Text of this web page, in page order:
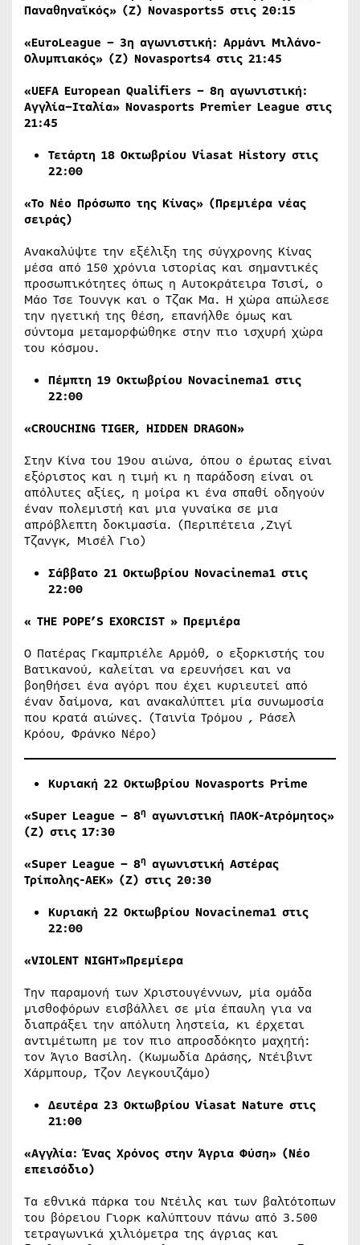
Παναθηναϊκός» (Ζ) Novasports5 στις 20:15
«EuroLeague – 3η αγωνιστική: Αρμάνι Μιλάνο-
Ολυμπιακός» (Ζ) Novasports4 στις 21:45
«UEFA European Qualifiers – 8η αγωνιστική:
Αγγλία–Ιταλία» Novasports Premier League στις
21:45
Τετάρτη 18 Οκτωβρίου Viasat History στις
22:00
«Το Νέο Πρόσωπο της Κίνας» (Πρεμιέρα νέας
σειράς)
Ανακαλύψτε την εξέλιξη της σύγχρονης Κίνας
μέσα από 150 χρόνια ιστορίας και σημαντικές
προσωπικότητες όπως η Αυτοκράτειρα Τσισί, ο
Μάο Τσε Τουνγκ και ο Τζακ Μα. Η χώρα απώλεσε
την ηγετική της θέση, επανήλθε όμως και
σύντομα μεταμορφώθηκε στην πιο ισχυρή χώρα
του κόσμου.
Πέμπτη 19 Οκτωβρίου Novacinema1 στις
22:00
«CROUCHING TIGER, HIDDEN DRAGON»
Στην Κίνα του 19ου αιώνα, όπου ο έρωτας είναι
εξόριστος και η τιμή κι η παράδοση είναι οι
απόλυτες αξίες, η μοίρα κι ένα σπαθί οδηγούν
έναν πολεμιστή και μια γυναίκα σε μια
απρόβλεπτη δοκιμασία. (Περιπέτεια ,Ζιγί
Τζανγκ, Μισέλ Γιο)
Σάββατο 21 Οκτωβρίου Novacinema1 στις
22:00
« THE POPE’S EXORCIST » Πρεμιέρα
Ο Πατέρας Γκαμπριέλε Αρμόθ, ο εξορκιστής του
Βατικανού, καλείται να ερευνήσει και να
βοηθήσει ένα αγόρι που έχει κυριευτεί από
έναν δαίμονα, και ανακαλύπτει μία συνωμοσία
που κρατά αιώνες. (Ταινία Τρόμου , Ράσελ
Κρόου, Φράνκο Νέρο)
Κυριακή 22 Οκτωβρίου Novasports Prime
«Super League – 8η αγωνιστική ΠΑΟΚ-Ατρόμητος»
(Ζ) στις 17:30
«Super League – 8η αγωνιστική Αστέρας
Τρίπολης-ΑΕΚ» (Ζ) στις 20:30
Κυριακή 22 Οκτωβρίου Novacinema1 στις
22:00
«VIOLENT NIGHT»Πρεμίερα
Την παραμονή των Χριστουγέννων, μία ομάδα
μισθοφόρων εισβάλλει σε μία έπαυλη για να
διαπράξει την απόλυτη ληστεία, κι έρχεται
αντιμέτωπη με τον πιο απροσδόκητο μαχητή:
τον Άγιο Βασίλη. (Κωμωδία Δράσης, Ντέιβιντ
Χάρμπουρ, Τζον Λεγκουιζάμο)
Δευτέρα 23 Οκτωβρίου Viasat Nature στις
21:00
«Αγγλία: Ένας Χρόνος στην Άγρια Φύση» (Νέο
επεισόδιο)
Τα εθνικά πάρκα του Ντέιλς και των βαλτότοπων
του βόρειου Γιορκ καλύπτουν πάνω από 3.500
τετραγωνικά χιλιόμετρα της άγριας και